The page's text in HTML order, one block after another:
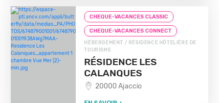
CHEQUE-VACANCES CLASSIC
CHEQUE-VACANCES CONNECT
HÉBERGEMENT / RÉSIDENCE HÔTELIÈRE DE
TOURISME
RÉSIDENCE LES
CALANQUES
20000 Ajaccio